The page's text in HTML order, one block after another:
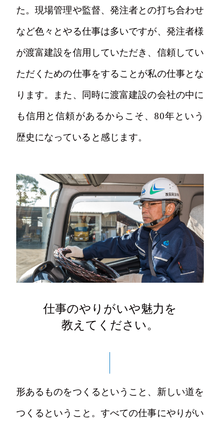
た。現場管理や監督、発注者との打ち合わせ
など色々とやる仕事は多いですが、発注者様
が渡富建設を信用していただき、信頼してい
ただくための仕事をすることが私の仕事とな
ります。また、同時に渡富建設の会社の中に
も信用と信頼があるからこそ、80年という
歴史になっていると感じます。
仕事のやりがいや魅力を
教えてください。
形あるものをつくるということ、新しい道を
つくるということ。すべての仕事にやりがい